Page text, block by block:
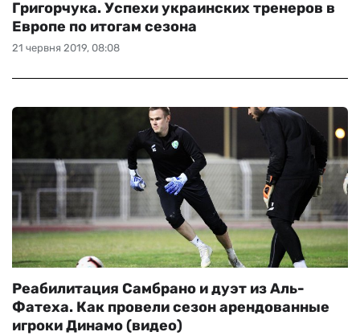
21 червня 2019, 08:08
Григорчука. Успехи украинских тренеров в
Европе по итогам сезона
Реабилитация Самбрано и дуэт из Аль-
Фатеха. Как провели сезон арендованные
игроки Динамо (видео)